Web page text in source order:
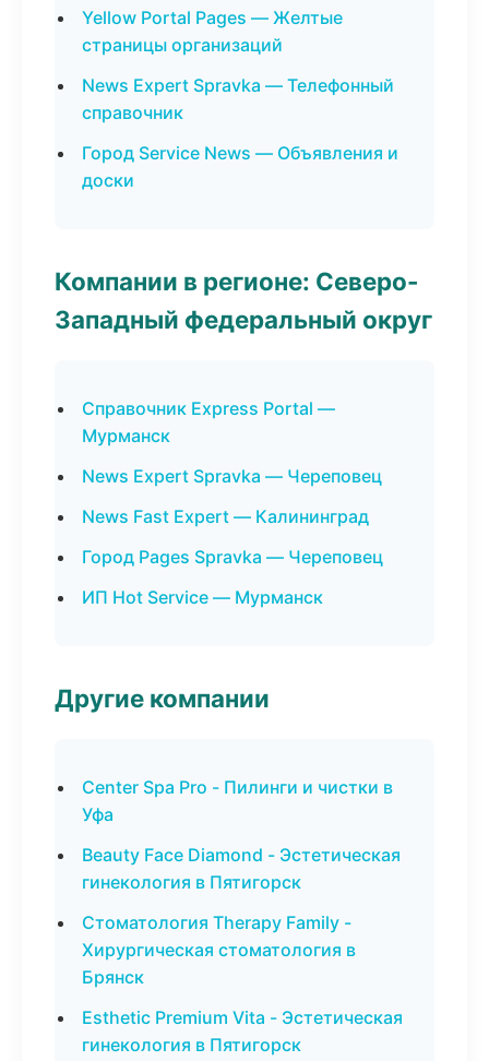
Yellow Portal Pages — Желтые
страницы организаций
News Expert Spravka — Телефонный
справочник
Город Service News — Объявления и
доски
Компании в регионе: Северо-
Западный федеральный округ
Справочник Express Portal —
Мурманск
News Expert Spravka — Череповец
News Fast Expert — Калининград
Город Pages Spravka — Череповец
ИП Hot Service — Мурманск
Другие компании
Center Spa Pro - Пилинги и чистки в
Уфа
Beauty Face Diamond - Эстетическая
гинекология в Пятигорск
Стоматология Therapy Family -
Хирургическая стоматология в
Брянск
Esthetic Premium Vita - Эстетическая
гинекология в Пятигорск